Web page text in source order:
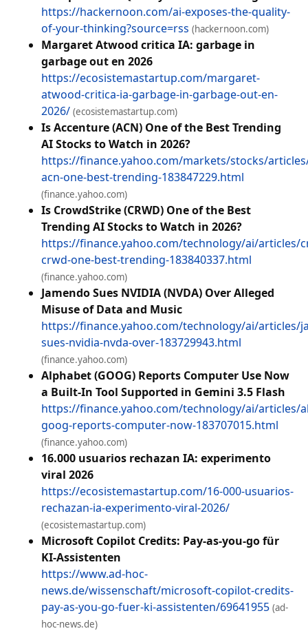
https://hackernoon.com/ai-exposes-the-quality-
of-your-thinking?source=rss (hackernoon.com)
Margaret Atwood critica IA: garbage in
garbage out en 2026
https://ecosistemastartup.com/margaret-
atwood-critica-ia-garbage-in-garbage-out-en-
2026/ (ecosistemastartup.com)
Is Accenture (ACN) One of the Best Trending
AI Stocks to Watch in 2026?
https://finance.yahoo.com/markets/stocks/
acn-one-best-trending-183847229.html
(finance.yahoo.com)
Is CrowdStrike (CRWD) One of the Best
Trending AI Stocks to Watch in 2026?
https://finance.yahoo.com/technology/ai/articles/
crwd-one-best-trending-183840337.html
(finance.yahoo.com)
Jamendo Sues NVIDIA (NVDA) Over Alleged
Misuse of Data and Music
https://finance.yahoo.com/technology/ai/articles/
sues-nvidia-nvda-over-183729943.html
(finance.yahoo.com)
Alphabet (GOOG) Reports Computer Use Now
a Built-In Tool Supported in Gemini 3.5 Flash
https://finance.yahoo.com/technology/ai/articles/
goog-reports-computer-now-183707015.html
(finance.yahoo.com)
16.000 usuarios rechazan IA: experimento
viral 2026
https://ecosistemastartup.com/16-000-usuarios-
rechazan-ia-experimento-viral-2026/
(ecosistemastartup.com)
Microsoft Copilot Credits: Pay-as-you-go für
KI-Assistenten
https://www.ad-hoc-
news.de/wissenschaft/microsoft-copilot-credits-
pay-as-you-go-fuer-ki-assistenten/69641955 (ad-
hoc-news.de)